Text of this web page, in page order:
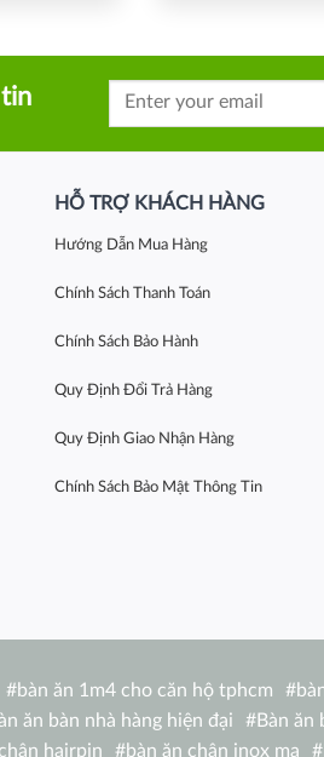
HỖ TRỢ KHÁCH HÀNG
Hướng Dẫn Mua Hàng
Chính Sách Thanh Toán
Chính Sách Bảo Hành
Quy Định Đổi Trả Hàng
Quy Định Giao Nhận Hàng
Chính Sách Bảo Mật Thông Tin
#bàn ăn 1m4 cho căn hộ tphcm #
ăn bàn nhà hàng hiện đại #Bàn ăn
hairpin #bàn ăn chân inox mạ #